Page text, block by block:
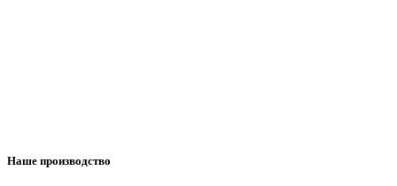
Наше производство